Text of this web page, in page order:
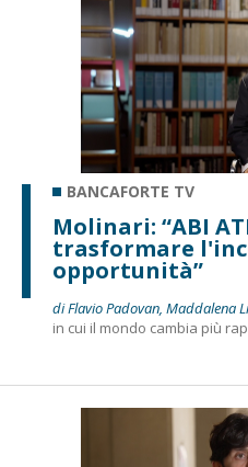
BANCAFORTE TV
Molinari: “ABI
trasformare
opportunità”
di Flavio Padovan, Maddalena
in cui il mondo cambia più